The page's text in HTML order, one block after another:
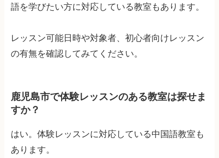
語を学びたい方に対応している教室もあります。
レッスン可能日時や対象者、初心者向けレッスン
の有無を確認してみてください。
鹿児島市で体験レッスンのある教室は探せま
すか？
はい。体験レッスンに対応している中国語教室も
あります。